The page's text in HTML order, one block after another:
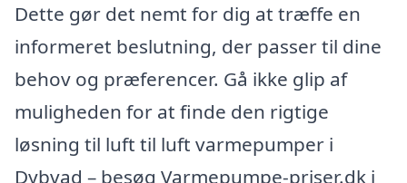
Dette gør det nemt for dig at træffe en
informeret beslutning, der passer til dine
behov og præferencer. Gå ikke glip af
muligheden for at finde den rigtige
løsning til luft til luft varmepumper i
Dybvad – besøg Varmepumpe-priser.dk i